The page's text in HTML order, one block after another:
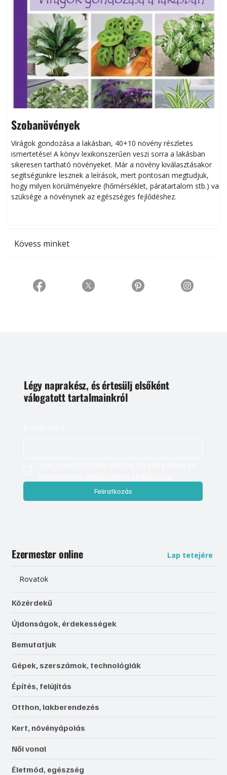
Szobanövények
Virágok gondozása a lakásban, 40+10 növény részletes
ismertetése! A könyv lexikonszerűen veszi sorra a lakásban
sikeresen tart­ha­tó növényeket. Már a növény kiválasztásakor
segítségünkre lesznek a leírások, mert pontosan megtudjuk,
hogy milyen körülményekre (hőmérséklet, páratartalom stb.) van
szüksége a növénynek az egészséges fejlődéshez.
Kövess minket
Légy naprakész, és értesülj elsőként
válogatott tartalmainkról
Feliratkozás
Ezermester online Lap tetejére
Rovatok
Közérdekű
Újdonságok, érdekességek
Bemutatjuk
Gépek, szerszámok, technológiák
Építés, felújítás
Otthon, lakberendezés
Kert, növényápolás
Női vonal
Életmód, egészség